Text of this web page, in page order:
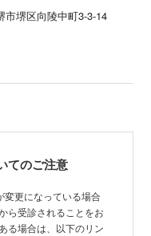
市堺区向陵中町3-3-14
てのご注意
変更になっている場合
ら受診されることをお
る場合は、以下のリン